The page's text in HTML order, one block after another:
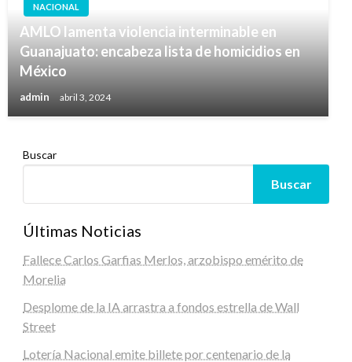
NACIONAL
AMLO lamenta violencia interminable en
Guanajuato: encabeza lista de homicidios en
México
admin abril 3, 2024
Buscar
Buscar
Últimas Noticias
Fallece Carlos Garfias Merlos, arzobispo emérito de
Morelia
Desplome de la IA arrastra a fondos estrella de Wall
Street
Lotería Nacional emite billete por centenario de la